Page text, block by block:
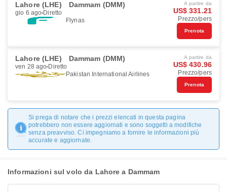
Lahore (LHE) Dammam (DMM)
gio 6 ago Diretto
Flynas
A partire da
US$ 331.21
Prezzo/pers
Prenota
Lahore (LHE) Dammam (DMM)
ven 28 ago Diretto
Pakistan International Airlines
A partire da
US$ 430.96
Prezzo/pers
Prenota
Si prega di notare che i prezzi elencati in questa pagina
potrebbero non essere aggiornati e sono soggetti a modifiche
senza preavviso. Ci impegniamo a fornire le informazioni più
accurate e aggiornate.
Informazioni sul volo da Lahore a Dammam